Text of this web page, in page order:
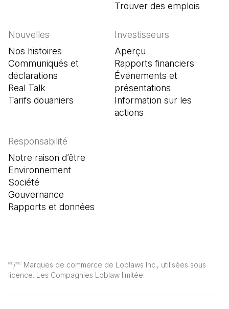
MD/MC Marques de commerce de Loblaws Inc., utilisées sous
licence. Les Compagnies Loblaw limitée.
Trouver des emplois
Nouvelles
Nos histoires
Communiqués et
déclarations
Real Talk
Tarifs douaniers
Investisseurs
Aperçu
Rapports financiers
Événements et
présentations
Information sur les
actions
Responsabilité
Notre raison d’être
Environnement
Société
Gouvernance
Rapports et données